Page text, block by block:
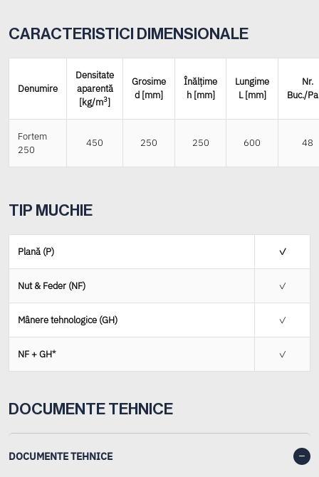
CARACTERISTICI DIMENSIONALE
Denumire
Densitate
aparentă
[kg/m3]
Grosime
d [mm]
Înălțime
h [mm]
Lungime
L [mm]
Nr.
Buc./
Fortem
250
450 250 250 600 48
TIP MUCHIE
Plană (P) ✓
Nut & Feder (NF) ✓
Mânere tehnologice (GH) ✓
NF + GH* ✓
DOCUMENTE TEHNICE
DOCUMENTE TEHNICE